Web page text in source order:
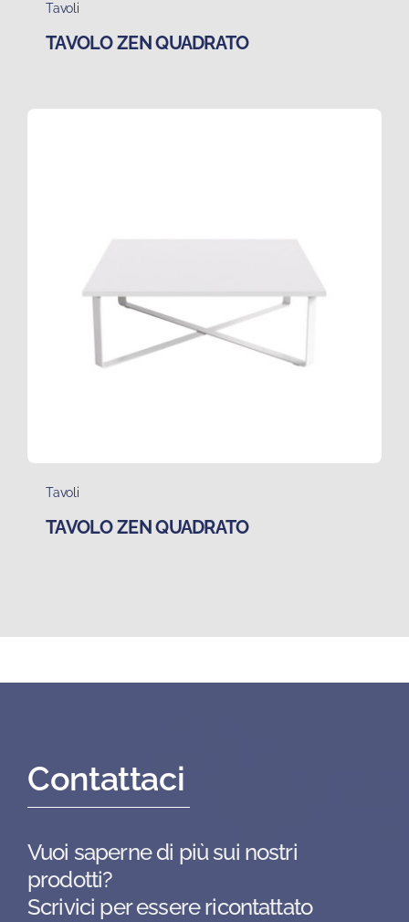
Tavoli
TAVOLO ZEN QUADRATO
Tavoli
TAVOLO ZEN QUADRATO
Contattaci
Vuoi saperne di più sui nostri
prodotti?
Scrivici per essere ricontattato